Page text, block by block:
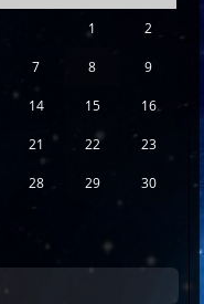
1 2
7 8 9
14 15 16
21 22 23
28 29 30